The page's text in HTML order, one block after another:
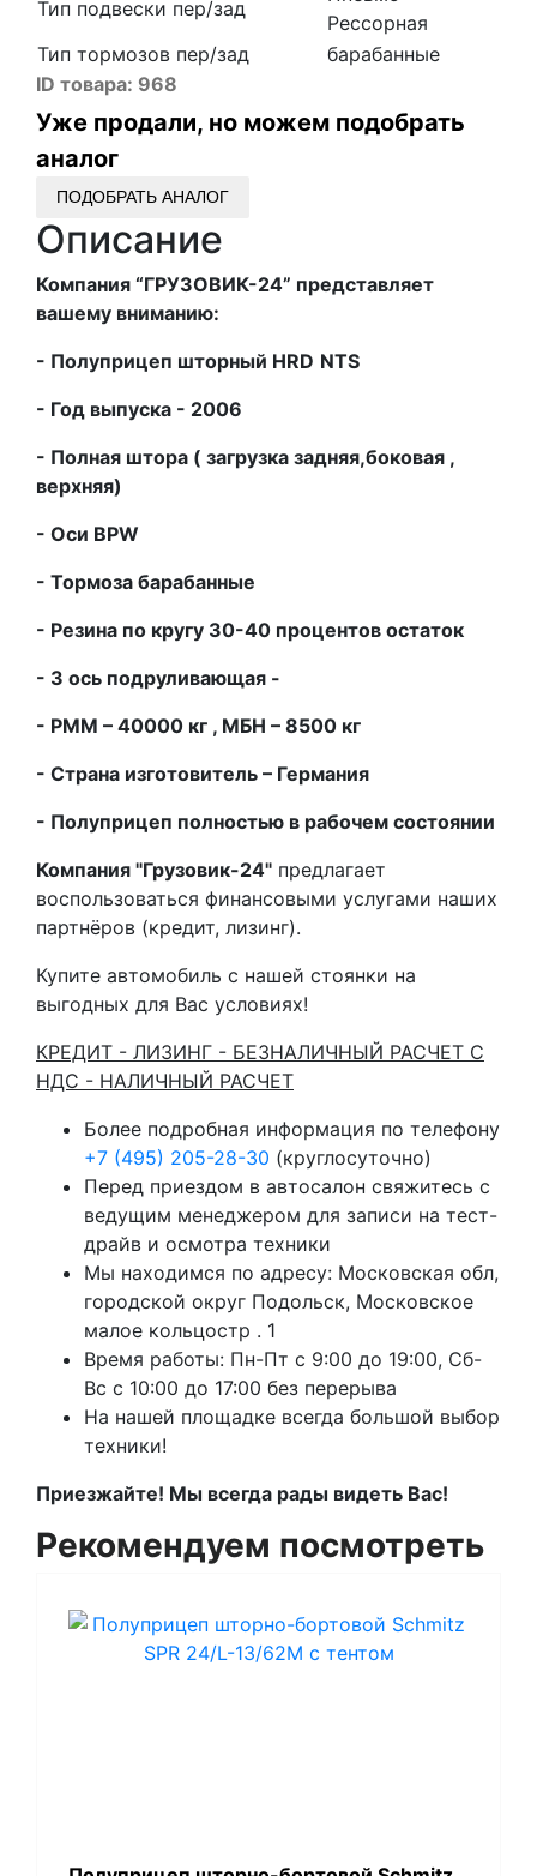
Тип подвески пер/зад
Рессорная
Тип тормозов пер/зад
барабанные
ID товара: 968
Уже продали, но можем подобрать
аналог
ПОДОБРАТЬ АНАЛОГ
Описание
Компания “ГРУЗОВИК-24” представляет
вашему вниманию:
- Полуприцеп шторный HRD NTS
- Год выпуска - 2006
- Полная штора ( загрузка задняя,боковая ,
верхняя)
- Оси BPW
- Тормоза барабанные
- Резина по кругу 30-40 процентов остаток
- 3 ось подруливающая -
- РММ – 40000 кг , МБН – 8500 кг
- Страна изготовитель – Германия
- Полуприцеп полностью в рабочем состоянии
Компания "Грузовик-24" предлагает
воспользоваться финансовыми услугами наших
партнёров (кредит, лизинг).
Купите автомобиль с нашей стоянки на
выгодных для Вас условиях!
КРЕДИТ - ЛИЗИНГ - БЕЗНАЛИЧНЫЙ РАСЧЕТ С
НДС - НАЛИЧНЫЙ РАСЧЕТ
Более подробная информация по телефону
+7 (495) 205-28-30 (круглосуточно)
Перед приездом в автосалон свяжитесь с
ведущим менеджером для записи на тест-
драйв и осмотра техники
Мы находимся по адресу: Московская обл,
городской округ Подольск, Московское
малое кольцостр . 1
Время работы: Пн-Пт с 9:00 до 19:00, Сб-
Вс с 10:00 до 17:00 без перерыва
На нашей площадке всегда большой выбор
техники!
Приезжайте! Мы всегда рады видеть Вас!
Рекомендуем посмотреть